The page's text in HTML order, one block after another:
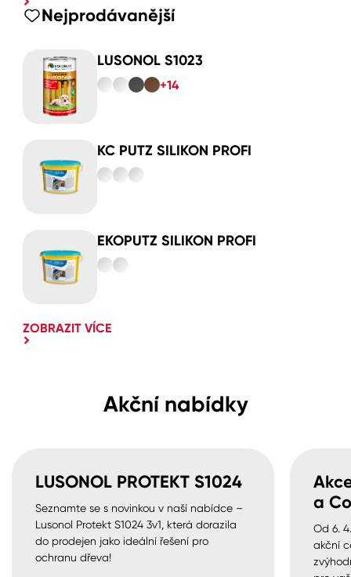
Nejprodávanější
LUSONOL S1023
+14
KC PUTZ SILIKON PROFI
EKOPUTZ SILIKON PROFI
ZOBRAZIT VÍCE
Akční nabídky
LUSONOL PROTEKT S1024
Seznamte se s novinkou v naší nabídce –
Lusonol Protekt S1024 3v1, která dorazila
do prodejen jako ideální řešení pro
ochranu dřeva!
a
Od 6.
akční